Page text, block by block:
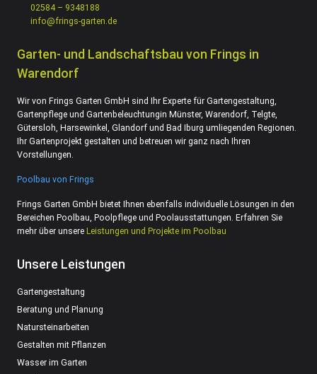
02584 – 9348188
info@frings-garten.de
Garten- und Landschaftsbau von Frings in
Warendorf
Wir von Frings Garten GmbH sind Ihr Experte für Gartengestaltung,
Gartenpflege und Gartenbeleuchtungin Münster, Warendorf, Telgte,
Gütersloh, Harsewinkel, Glandorf und Bad Iburg umliegenden Regionen.
Ihr Gartenprojekt gestalten und betreuen wir ganz nach Ihren
Vorstellungen.
Poolbau von Frings
Frings Garten GmbH bietet Ihnen ebenfalls individuelle Lösungen in den
Bereichen Poolbau, Poolpflege und Poolausstattungen. Erfahren Sie
mehr über unsere Leistungen und Projekte im Poolbau
Unsere Leistungen
Gartengestaltung
Beratung und Planung
Natursteinarbeiten
Gestalten mit Pflanzen
Wasser im Garten